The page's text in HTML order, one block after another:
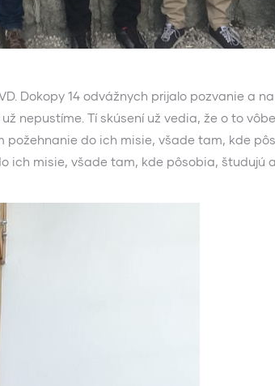
Dokopy 14 odvážnych prijalo pozvanie a
nepustíme. Tí skúsení už vedia, že o to
do ich misie, všade tam, kde
ich misie, všade tam, kde pôsobia, študujú